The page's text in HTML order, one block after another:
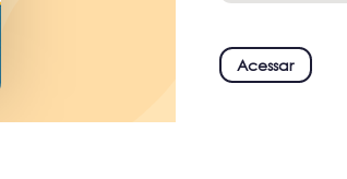
Acessar